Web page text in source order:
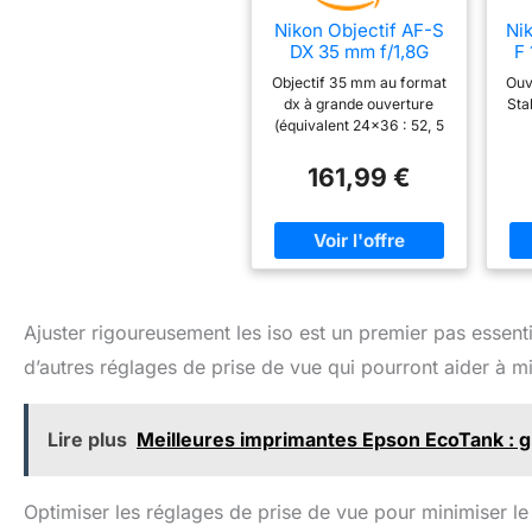
Nikon Objectif AF-S
DX 35 mm f/1,8G
Objectif 35 mm au format
dx à grande ouverture
(équivalent 24x36 : 52, 5
maximale f1, 8 Moteur
swm (silent wave motor)
silencieux et rapide
Formule optique avancée
pour une netteté absolue,
et léger Deux modes de
mise au point : Ma
(autofocus à priorité
161,99 €
F
f/
Ajuster rigoureusement les iso est un premier pas
d’autres réglages de prise de vue qui pourront aider à
Lire plus Meilleures imprimantes Epson EcoTank :
Optimiser les réglages de prise de vue pour minimiser